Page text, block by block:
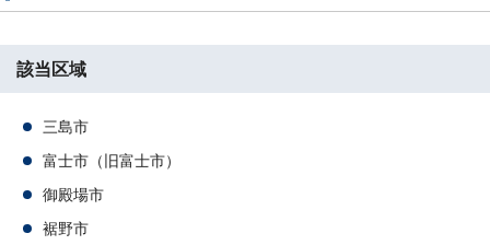
該当区域
三島市
富士市（旧富士市）
御殿場市
裾野市